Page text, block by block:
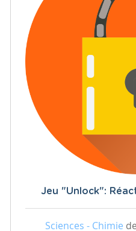
Jeu "Unlock":
Sciences - Chimie